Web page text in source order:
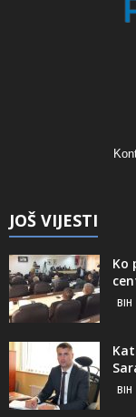
JOŠ VIJESTI
Ko
BIH
BIH